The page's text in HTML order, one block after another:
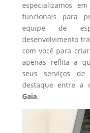
especializamos
funcionais para
equipe de
desenvolvimento
com você para
apenas reflita a
seus serviços de
destaque entre a
Gaia.